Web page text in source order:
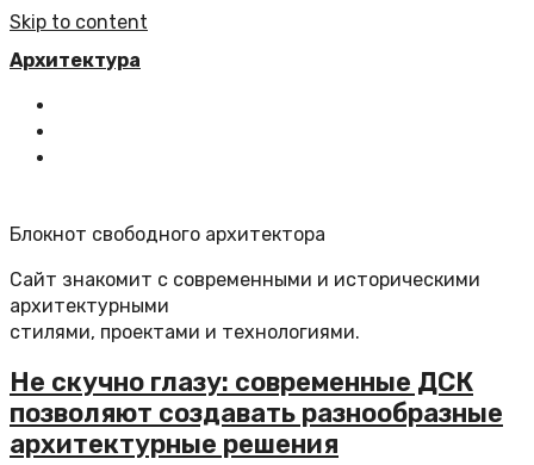
Skip to content
Архитектура
Блокнот свободного архитектора
Сайт знакомит с современными и историческими
архитектурными
стилями, проектами и технологиями.
Не скучно глазу: современные ДСК
позволяют создавать разнообразные
архитектурные решения